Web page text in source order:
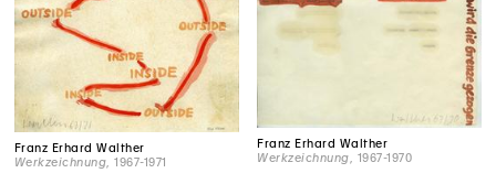
Franz Erhard Walther
Werkzeichnung , 1967-1971
Franz Erhard Walther
Werkzeichnung , 1967-1970